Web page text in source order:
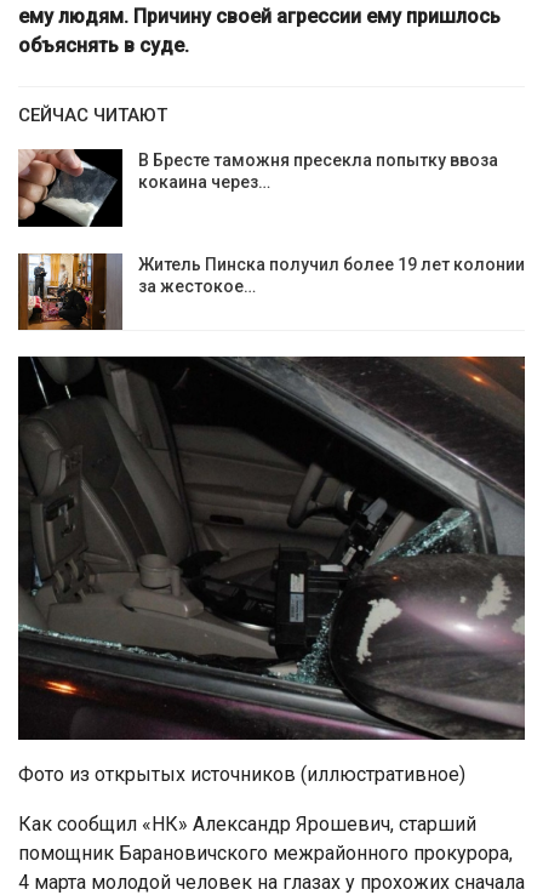
ему людям. Причину своей агрессии ему пришлось
объяснять в суде.
СЕЙЧАС ЧИТАЮТ
В Бресте таможня пресекла попытку ввоза
кокаина через…
Житель Пинска получил более 19 лет колонии
за жестокое…
Фото из открытых источников (иллюстративное)
Как сообщил «НК» Александр Ярошевич, старший
помощник Барановичского межрайонного прокурора,
4 марта молодой человек на глазах у прохожих сначала